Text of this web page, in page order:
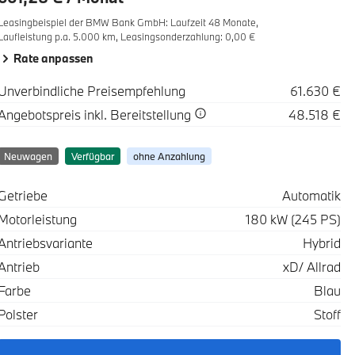
der BMW Bank GmbH: Laufzeit 48 Monate,
p.a. 5.000 km, Leasingsonderzahlung: 0,00 €
Rate anpassen
Wert
Preisempfehlung
61.630 €
Wert
inkl. Bereitstellung 48.518 €
Neuwagen Verfügbar ohne Anzahlung
Automatik
180 kW (245 PS)
Hybrid
xD/ Allrad
Blau
Stoff